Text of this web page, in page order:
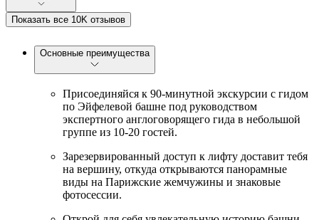
Показать все 10K отзывов
Основные преимущества
Присоединяйся к 90-минутной экскурсии с гидом
по Эйфелевой башне под руководством
экспертного англоговорящего гида в небольшой
группе из 10-20 гостей.
Зарезервированный доступ к лифту доставит тебя
на вершину, откуда открываются панорамные
виды на Парижские жемчужины и знаковые
фотосессии.